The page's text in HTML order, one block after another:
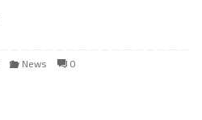
News 0